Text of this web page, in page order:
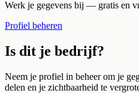
Werk je gegevens bij — gratis en
Profiel beheren
Is dit je bedrijf?
Neem je profiel in beheer om je
delen en je zichtbaarheid te